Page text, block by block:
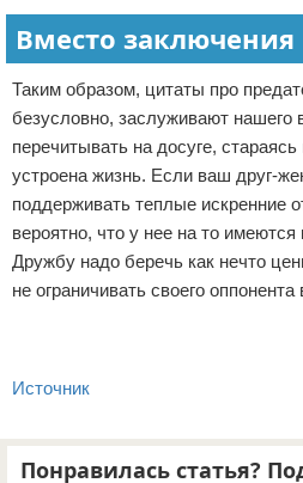
Вместо заключения
Таким образом, цитаты про
безусловно, заслуживают нашего
перечитывать на досуге,
устроена жизнь. Если ваш друг-
поддерживать теплые искренние
вероятно, что у нее на то имеются
Дружбу надо беречь как нечто
не ограничивать своего
Источник
Понравилась статья?